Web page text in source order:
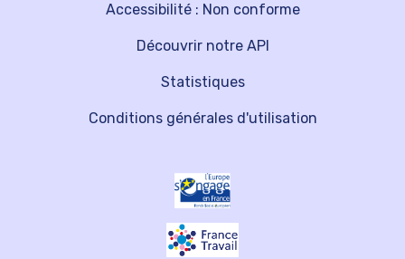
Découvrir notre API
Statistiques
Accessibilité : Non conforme
Conditions générales d'utilisation